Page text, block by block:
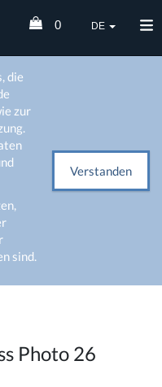
0 DE
die
zur
sind.
Verstanden
Photo 26